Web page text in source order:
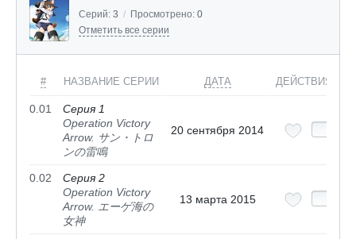
Серий: 3 / Просмотрено: 0
Отметить все серии
# НАЗВАНИЕ СЕРИИ ДАТА ДЕЙСТВИЯ
0.01
Серия 1
Operation Victory
Arrow. サン・トロ
ンの雷鳴
20 сентября 2014
0.02
Серия 2
Operation Victory
Arrow. エーゲ海の
女神
13 марта 2015